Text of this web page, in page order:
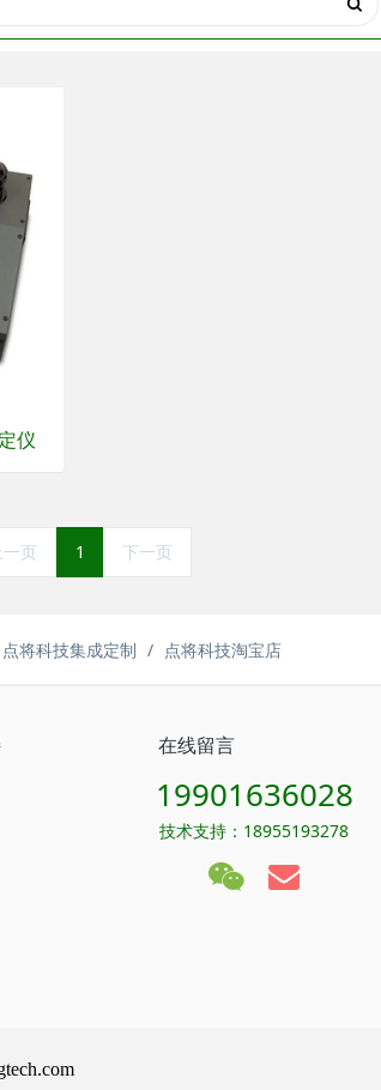
仪
一页 1 下一页
点将科技集成定制 点将科技淘宝店
在线留言
19901636028
技术支持：18955193278